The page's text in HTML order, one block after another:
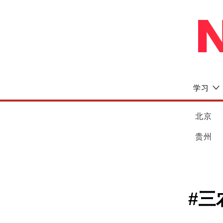
学习
北京
贵州
#三